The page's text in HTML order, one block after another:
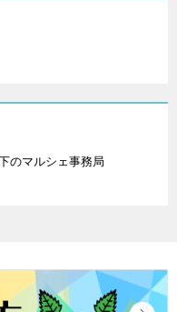
のマルシェ事務局